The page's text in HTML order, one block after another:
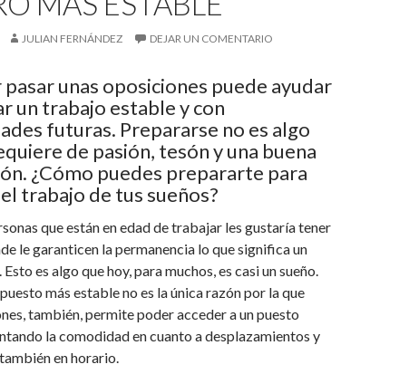
JULIAN FERNÁNDEZ DEJAR UN COMENTARIO
unas oposiciones puede ayudar
un trabajo estable y con
futuras. Prepararse no es algo
de pasión, tesón y una buena
¿Cómo puedes prepararte para
trabajo de tus sueños?
que están en edad de trabajar les gustaría tener
le garanticen la permanencia lo que significa un
es algo que hoy, para muchos, es casi un sueño.
más estable no es la única razón por la que
también, permite poder acceder a un puesto
la comodidad en cuanto a desplazamientos y
en horario.